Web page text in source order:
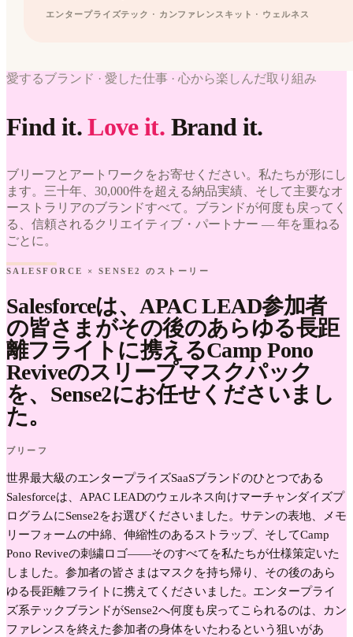
エンタープライズテック · カンファレンスキット · ウェルネス
WE'VE
× Sense2.
Find it.
EYE
WORK
Salesforce
Love it.
Brand it.
愛するブランド · 愛した仕事 · 心から楽しんだ取り組み
Find it.Love it. Brand it.
ブリーフとアートワークをお寄せください。私たちが形にし
ます。三十年、30,000件を超える納品実績、そして主要なオ
ーストラリアのブランドすべて。ブランドが何度も戻ってく
る、信頼されるクリエイティブ・パートナー — 年を重ねる
ごとに。
SALESFORCE × SENSE2 のストーリー
Salesforceは、APAC LEAD参加者
の皆さまがその後のあらゆる長距
離フライトに携えるCamp Pono
Reviveのスリープマスクパック
を、Sense2にお任せくださいまし
た。
ブリーフ
世界最大級のエンタープライズSaaSブランドのひとつである
Salesforceは、APAC LEADのウェルネス向けマーチャンダイズプ
ログラムにSense2をお選びくださいました。サテンの表地、メモ
リーフォームの中綿、伸縮性のあるストラップ、そしてCamp
Pono Reviveの刺繍ロゴ——そのすべてを私たちが仕様策定いた
しました。参加者の皆さまはマスクを持ち帰り、その後のあら
ゆる長距離フライトに携えてくださいました。エンタープライ
ズ系テックブランドがSense2へ何度も戻ってこられるのは、カン
ファレンスを終えた参加者の身体をいたわるという狙いがあ